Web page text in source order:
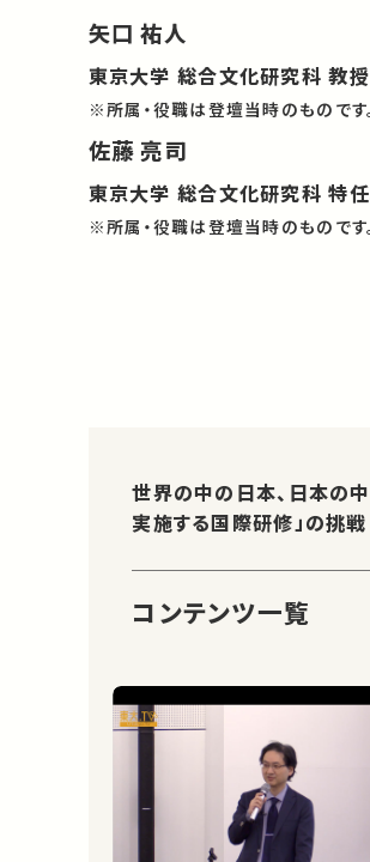
矢口 祐人
東京大学 総合文化研究科 教授
※所属・役職は登壇当時のものです
佐藤 亮司
東京大学 総合文化研究科 特
※所属・役職は登壇当時のものです
世界の中の日本、日本の中
実施する国際研修」の挑戦
コンテンツ一覧